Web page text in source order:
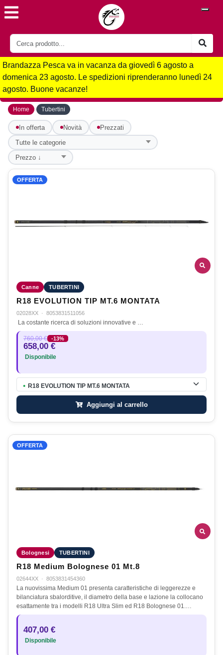
Brandazza Pesca va in vacanza da giovedì 6 agosto a
domenica 23 agosto. Le spedizioni riprenderanno lunedì 24
agosto. Buone vacanze!
Home › Tubertini
In offerta Novità Prezzati
OFFERTA
Canne TUBERTINI
R18 EVOLUTION TIP MT.6 MONTATA
02028XX · 8053831511056
La costante ricerca di soluzioni innovative e …
760,00 € -13%
658,00 €
Disponibile
● R18 EVOLUTION TIP MT.6 MONTATA
Aggiungi al carrello
OFFERTA
Bolognesi TUBERTINI
R18 Medium Bolognese 01 Mt.8
02644XX · 8053831454360
La nuovissima Medium 01 presenta caratteristiche di leggerezze e
bilanciatura sbalorditive, il diametro della base e lazione la collocano
esattamente tra i modelli R18 Ultra Slim ed R18 Bolognese 01.…
407,00 €
Disponibile